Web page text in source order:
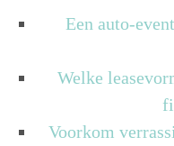
Een auto-
Welke
Voorkom